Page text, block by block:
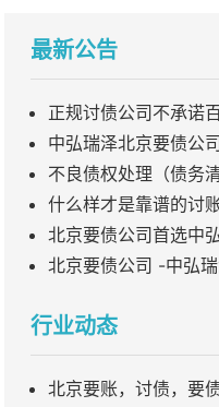
最新公告
正规讨债公司不承诺
中弘瑞泽北京要债公
不良债权处理（债务清
什么样才是靠谱的讨
北京要债公司首选中
北京要债公司 -中弘
行业动态
北京要账，讨债，要